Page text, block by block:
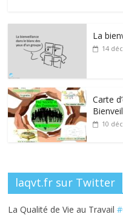
e
b
o
o
k
itt
er e e
La
14
Carte
10
laqvt.fr sur Twitter
La Qualité de Vie au Travail